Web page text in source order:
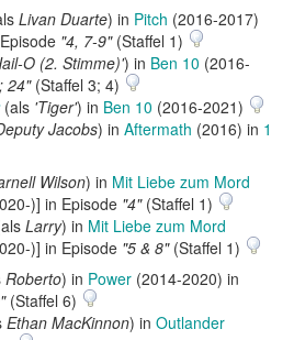
Livan Duarte) in Pitch (2016-2017)
"4, 7-9"(Staffel 1)
O (2. Stimme)') in Ben 10 (2016-
24"(Staffel 3; 4)
(als 'Tiger') in Ben 10 (2016-2021)
Jacobs) in Aftermath (2016) in 1
Wilson) in Mit Liebe zum Mord
)] in Episode "4"(Staffel 1)
Larry) in Mit Liebe zum Mord
)] in Episode "5 & 8"(Staffel 1)
Roberto) in Power (2014-2020) in
(Staffel 6)
Ethan MacKinnon) in Outlander